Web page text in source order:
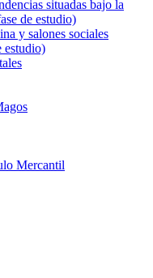
situadas bajo la
de estudio)
y salones sociales
estudio)
Mercantil